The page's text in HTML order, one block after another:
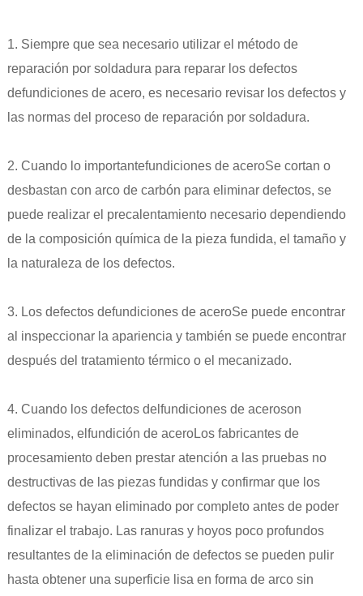
1. Siempre que sea necesario utilizar el método de
reparación por soldadura para reparar los defectos
defundiciones de acero, es necesario revisar los defectos y
las normas del proceso de reparación por soldadura.
2. Cuando lo importantefundiciones de aceroSe cortan o
desbastan con arco de carbón para eliminar defectos, se
puede realizar el precalentamiento necesario dependiendo
de la composición química de la pieza fundida, el tamaño y
la naturaleza de los defectos.
3. Los defectos defundiciones de aceroSe puede encontrar
al inspeccionar la apariencia y también se puede encontrar
después del tratamiento térmico o el mecanizado.
4. Cuando los defectos del fundiciones de aceroson
eliminados, el fundición de aceroLos fabricantes de
procesamiento deben prestar atención a las pruebas no
destructivas de las piezas fundidas y confirmar que los
defectos se hayan eliminado por completo antes de poder
finalizar el trabajo. Las ranuras y hoyos poco profundos
resultantes de la eliminación de defectos se pueden pulir
hasta obtener una superficie lisa en forma de arco sin